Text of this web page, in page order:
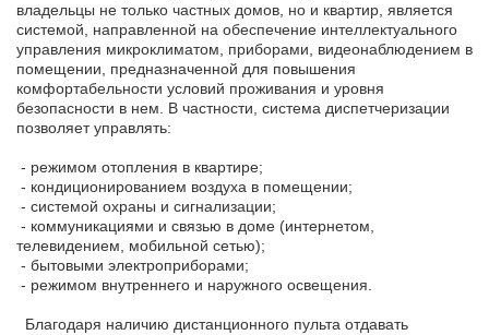
владельцы не только частных домов, но и квартир, является
системой, направленной на обеспечение интеллектуального
управления микроклиматом, приборами, видеонаблюдением в
помещении, предназначенной для повышения
комфортабельности условий проживания и уровня
безопасности в нем. В частности, система диспетчеризации
позволяет управлять:
- режимом отопления в квартире;
- кондиционированием воздуха в помещении;
- системой охраны и сигнализации;
- коммуникациями и связью в доме (интернетом,
телевидением, мобильной сетью);
- бытовыми электроприборами;
- режимом внутреннего и наружного освещения.
Благодаря наличию дистанционного пульта отдавать